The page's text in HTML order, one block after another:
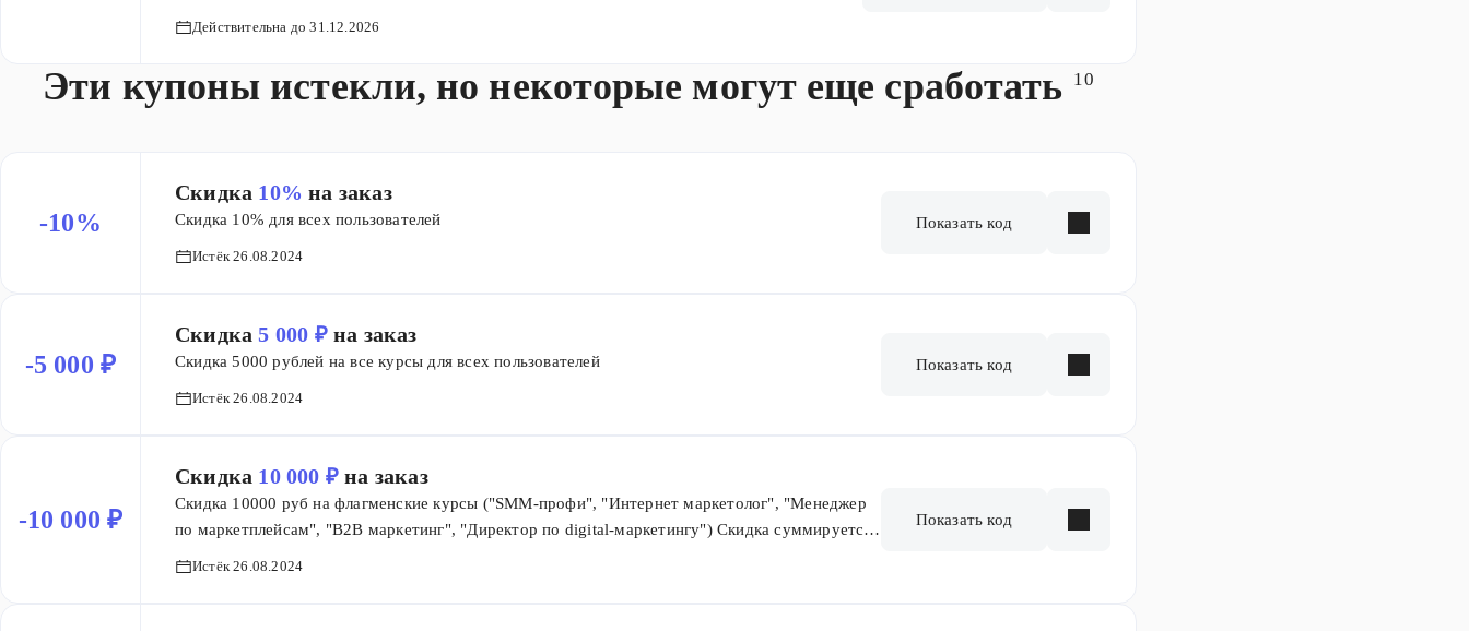
Действительна до 31.12.2026
Эти купоны истекли, но некоторые могут еще сработать 10
-10%
Скидка 10%на заказ
Скидка 10% для всех пользователей
Истёк 26.08.2024
Показать код
-5 000 ₽
Скидка 5 000 ₽ на заказ
Скидка 5000 рублей на все курсы для всех пользователей
Истёк 26.08.2024
Показать код
-10 000 ₽
Скидка 10 000 ₽на заказ
Скидка 10000 руб на флагменские курсы ("SMM-профи", "Интернет маркетолог", "Менеджер
по маркетплейсам", "B2B маркетинг", "Директор по digital-маркетингу") Скидка суммируется
Истёк 26.08.2024
Показать код